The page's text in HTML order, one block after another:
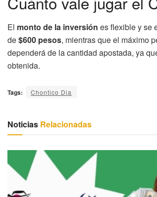
El monto de la inversión es flexible y se
de$600 pesos, mientras que el máximo
dependerá de la cantidad apostada, ya
obtenida.
Tags: Chontico Dia
Noticias Relacionadas